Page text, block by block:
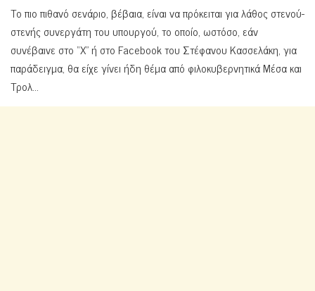
Το πιο πιθανό σενάριο, βέβαια, είναι να πρόκειται για λάθος στενού-
στενής συνεργάτη του υπουργού, το οποίο, ωστόσο, εάν
συνέβαινε στο “X” ή στο Facebook του Στέφανου Κασσελάκη, για
παράδειγμα, θα είχε γίνει ήδη θέμα από φιλοκυβερνητικά Μέσα και
Τρολ…